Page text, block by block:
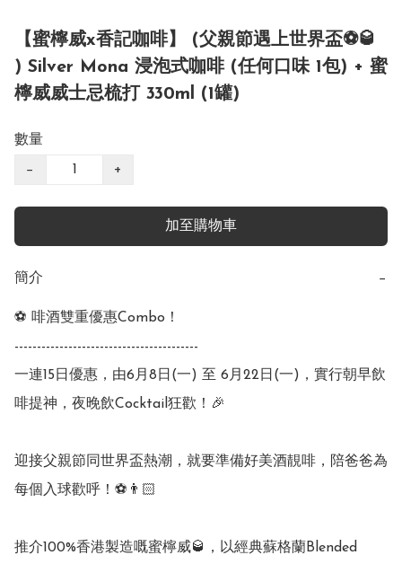
【蜜檸威x香記咖啡】 (父親節遇上世界盃⚽🥃
) Silver Mona 浸泡式咖啡 (任何口味 1包) + 蜜
檸威威士忌梳打 330ml (1罐)
數量
− +
加至購物車
簡介 −
⚽ 啡酒雙重優惠Combo！
-----------------------------------------
一連15日優惠，由6月8日(一) 至 6月22日(一)，實行朝早飲
啡提神，夜晚飲Cocktail狂歡！🎉
迎接父親節同世界盃熱潮，就要準備好美酒靚啡，陪爸爸為
每個入球歡呼！⚽👨🏻
推介100%香港製造嘅蜜檸威🥃，以經典蘇格蘭Blended